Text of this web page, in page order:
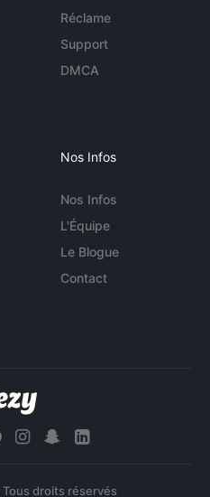
Réclame
Support
DMCA
Nos Infos
Nos Infos
L'Équipe
Le Blogue
Contact
droits réservés